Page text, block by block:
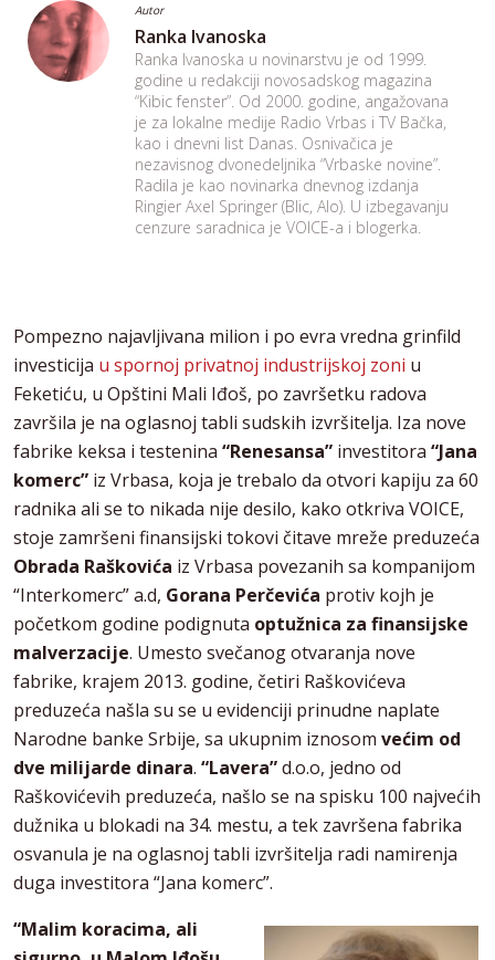
Autor
Ranka Ivanoska
Ranka Ivanoska u novinarstvu je od 1999.
godine u redakciji novosadskog magazina
“Kibic fenster”. Od 2000. godine, angažovana
je za lokalne medije Radio Vrbas i TV Bačka,
kao i dnevni list Danas. Osnivačica je
nezavisnog dvonedeljnika “Vrbaske novine”.
Radila je kao novinarka dnevnog izdanja
Ringier Axel Springer (Blic, Alo). U izbegavanju
cenzure saradnica je VOICE-a i blogerka.
Pompezno najavljivana milion i po evra vredna grinfild
investicija u spornoj privatnoj industrijskoj zoni u
Feketiću, u Opštini Mali Iđoš, po završetku radova
završila je na oglasnoj tabli sudskih izvršitelja. Iza nove
fabrike keksa i testenina “Renesansa” investitora “Jana
komerc” iz Vrbasa, koja je trebalo da otvori kapiju za 60
radnika ali se to nikada nije desilo, kako otkriva VOICE,
stoje zamršeni finansijski tokovi čitave mreže preduzeća
Obrada Raškovića iz Vrbasa povezanih sa kompanijom
“Interkomerc” a.d, Gorana Perčevića protiv kojh je
početkom godine podignuta optužnica za finansijske
malverzacije. Umesto svečanog otvaranja nove
fabrike, krajem 2013. godine, četiri Raškovićeva
preduzeća našla su se u evidenciji prinudne naplate
Narodne banke Srbije, sa ukupnim iznosom većim od
dve milijarde dinara. “Lavera”d.o.o, jedno od
Raškovićevih preduzeća, našlo se na spisku 100 najvećih
dužnika u blokadi na 34. mestu, a tek završena fabrika
osvanula je na oglasnoj tabli izvršitelja radi namirenja
duga investitora “Jana komerc”.
“Malim koracima, ali